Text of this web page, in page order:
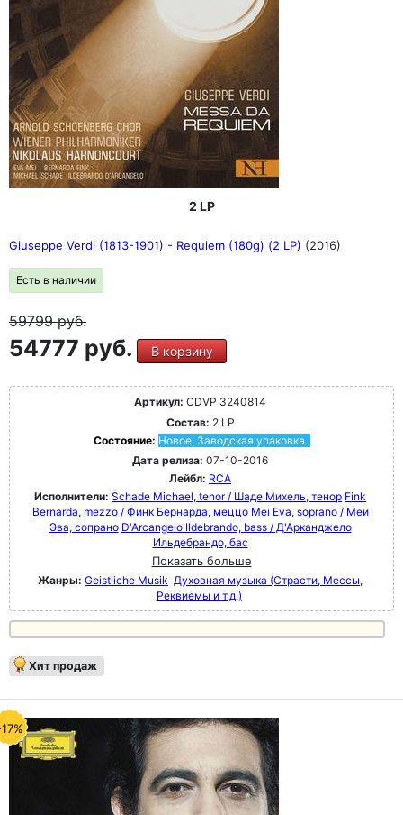
2 LP
Giuseppe Verdi (1813-1901) - Requiem (180g) (2 LP) (2016)
Есть в наличии
59799руб.
54777 руб. В корзину
Артикул: CDVP 3240814
Состав: 2 LP
Состояние: Новое. Заводская упаковка.
Дата релиза: 07-10-2016
Лейбл: RCA
Исполнители: Schade Michael, tenor / Шаде Михель, тенор Fink
Bernarda, mezzo / Финк Бернарда, меццо Mei Eva, soprano / Меи
Эва, сопрано D'Arcangelo Ildebrando, bass / Д'Арканджело
Ильдебрандо, бас
Показать больше
Жанры: Geistliche Musik Духовная музыка (Страсти, Мессы,
Реквиемы и т.д.)
Хит продаж